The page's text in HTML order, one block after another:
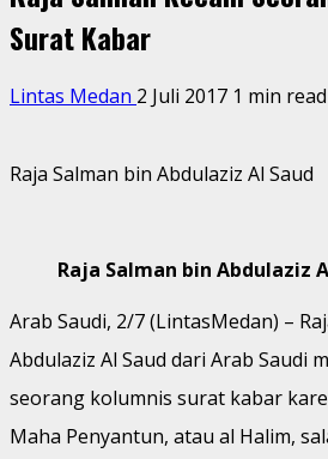
Surat Kabar
Lintas Medan 2 Juli 2017 1 min read
Raja Salman bin Abdulaziz Al Saud
Raja Salman bin Abdulaziz
Arab Saudi, 2/7 (LintasMedan) –
Abdulaziz Al Saud dari Arab Saudi
seorang kolumnis surat kabar
Maha Penyantun, atau al Halim,